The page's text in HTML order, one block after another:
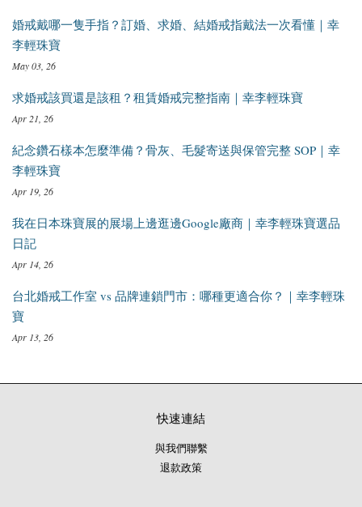
婚戒戴哪一隻手指？訂婚、求婚、結婚戒指戴法一次看懂｜幸
李輕珠寶
May 03, 26
求婚戒該買還是該租？租賃婚戒完整指南｜幸李輕珠寶
Apr 21, 26
紀念鑽石樣本怎麼準備？骨灰、毛髮寄送與保管完整 SOP｜幸
李輕珠寶
Apr 19, 26
我在日本珠寶展的展場上邊逛邊Google廠商｜幸李輕珠寶選品
日記
Apr 14, 26
台北婚戒工作室 vs 品牌連鎖門市：哪種更適合你？｜幸李輕珠
寶
Apr 13, 26
快速連結
與我們聯繫
退款政策